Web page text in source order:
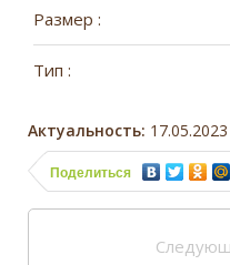
Размер :
Тип :
Актуальность: 17.05.2023
Поделиться